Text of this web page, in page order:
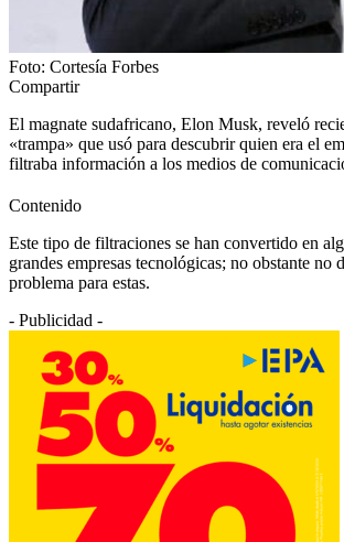
Foto: Cortesía Forbes
Compartir
El magnate sudafricano, Elon Musk, reveló
«trampa» que usó para descubrir quien era el
filtraba información a los medios de
Contenido
Este tipo de filtraciones se han convertido en
grandes empresas tecnológicas; no obstante no
problema para estas.
- Publicidad -